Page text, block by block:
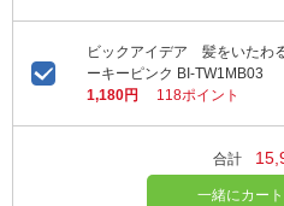
ビックアイデア 髪をいたわ
ーキーピンク BI-TW1MB03
1,180円
118ポイント
合計
一緒にカー